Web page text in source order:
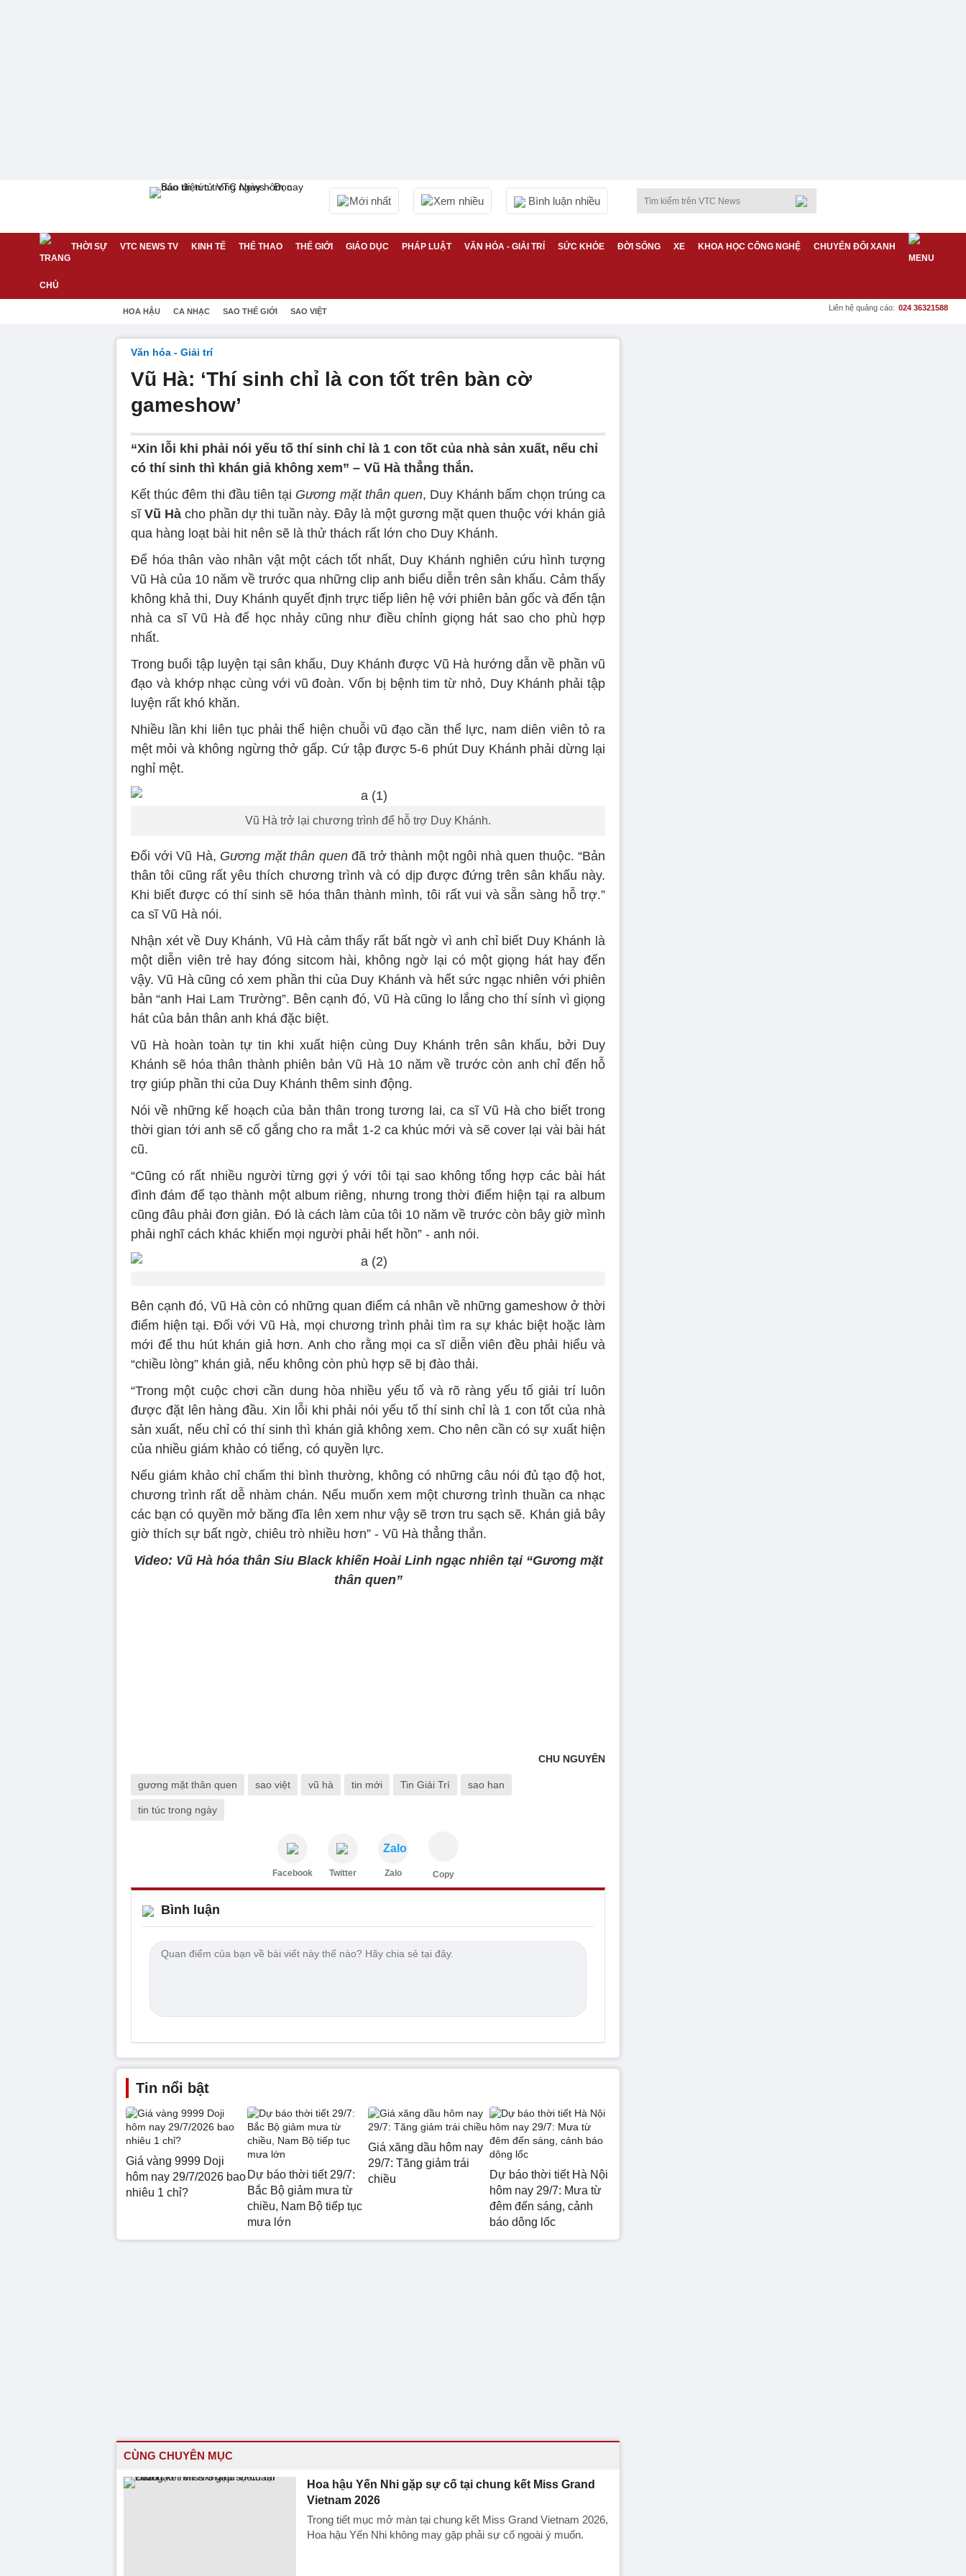
Mới nhất Xem nhiều Bình luận nhiều
THỜI SỰ VTC NEWS TV KINH TẾ THỂ THAO THẾ GIỚI GIÁO DỤC PHÁP LUẬT VĂN HÓA - GIẢI TRÍ SỨC KHỎE ĐỜI SỐNG XE KHOA HỌC CÔNG NGHỆ CHUYỂN ĐỔI XANH
HOA HẬU CA NHẠC SAO THẾ GIỚI SAO VIỆT Liên hệ quảng cáo: 024 36321588
Văn hóa - Giải trí
Vũ Hà: ‘Thí sinh chỉ là con tốt trên bàn cờ
gameshow’
“Xin lỗi khi phải nói yếu tố thí sinh chỉ là 1 con tốt của nhà sản xuất, nếu chỉ
có thí sinh thì khán giả không xem” – Vũ Hà thẳng thắn.
Kết thúc đêm thi đầu tiên tại Gương mặt thân quen, Duy Khánh bấm chọn trúng ca
sĩ Vũ Hà cho phần dự thi tuần này. Đây là một gương mặt quen thuộc với khán giả
qua hàng loạt bài hit nên sẽ là thử thách rất lớn cho Duy Khánh.
Để hóa thân vào nhân vật một cách tốt nhất, Duy Khánh nghiên cứu hình tượng
Vũ Hà của 10 năm về trước qua những clip anh biểu diễn trên sân khấu. Cảm thấy
không khả thi, Duy Khánh quyết định trực tiếp liên hệ với phiên bản gốc và đến tận
nhà ca sĩ Vũ Hà để học nhảy cũng như điều chỉnh giọng hát sao cho phù hợp
nhất.
Trong buổi tập luyện tại sân khấu, Duy Khánh được Vũ Hà hướng dẫn về phần vũ
đạo và khớp nhạc cùng với vũ đoàn. Vốn bị bệnh tim từ nhỏ, Duy Khánh phải tập
luyện rất khó khăn.
Nhiều lần khi liên tục phải thể hiện chuỗi vũ đạo cần thể lực, nam diên viên tỏ ra
mệt mỏi và không ngừng thở gấp. Cứ tập được 5-6 phút Duy Khánh phải dừng lại
nghỉ mệt.
Vũ Hà trở lại chương trình để hỗ trợ Duy Khánh.
Đối với Vũ Hà, Gương mặt thân quenđã trở thành một ngôi nhà quen thuộc. “Bản
thân tôi cũng rất yêu thích chương trình và có dịp được đứng trên sân khấu này.
Khi biết được có thí sinh sẽ hóa thân thành mình, tôi rất vui và sẵn sàng hỗ trợ.”
ca sĩ Vũ Hà nói.
Nhận xét về Duy Khánh, Vũ Hà cảm thấy rất bất ngờ vì anh chỉ biết Duy Khánh là
một diễn viên trẻ hay đóng sitcom hài, không ngờ lại có một giọng hát hay đến
vậy. Vũ Hà cũng có xem phần thi của Duy Khánh và hết sức ngạc nhiên với phiên
bản “anh Hai Lam Trường”. Bên cạnh đó, Vũ Hà cũng lo lắng cho thí sính vì giọng
hát của bản thân anh khá đặc biệt.
Vũ Hà hoàn toàn tự tin khi xuất hiện cùng Duy Khánh trên sân khấu, bởi Duy
Khánh sẽ hóa thân thành phiên bản Vũ Hà 10 năm về trước còn anh chỉ đến hỗ
trợ giúp phần thi của Duy Khánh thêm sinh động.
Nói về những kế hoạch của bản thân trong tương lai, ca sĩ Vũ Hà cho biết trong
thời gian tới anh sẽ cố gắng cho ra mắt 1-2 ca khúc mới và sẽ cover lại vài bài hát
cũ.
“Cũng có rất nhiều người từng gợi ý với tôi tại sao không tổng hợp các bài hát
đình đám để tạo thành một album riêng, nhưng trong thời điểm hiện tại ra album
cũng đâu phải đơn giản. Đó là cách làm của tôi 10 năm về trước còn bây giờ mình
phải nghĩ cách khác khiến mọi người phải hết hồn” - anh nói.
Bên cạnh đó, Vũ Hà còn có những quan điểm cá nhân về những gameshow ở thời
điểm hiện tại. Đối với Vũ Hà, mọi chương trình phải tìm ra sự khác biệt hoặc làm
mới để thu hút khán giả hơn. Anh cho rằng mọi ca sĩ diễn viên đều phải hiểu và
“chiều lòng” khán giả, nếu không còn phù hợp sẽ bị đào thải.
“Trong một cuộc chơi cần dung hòa nhiều yếu tố và rõ ràng yếu tố giải trí luôn
được đặt lên hàng đầu. Xin lỗi khi phải nói yếu tố thí sinh chỉ là 1 con tốt của nhà
sản xuất, nếu chỉ có thí sinh thì khán giả không xem. Cho nên cần có sự xuất hiện
của nhiều giám khảo có tiếng, có quyền lực.
Nếu giám khảo chỉ chấm thi bình thường, không có những câu nói đủ tạo độ hot,
chương trình rất dễ nhàm chán. Nếu muốn xem một chương trình thuần ca nhạc
các bạn có quyền mở băng đĩa lên xem như vậy sẽ trơn tru sạch sẽ. Khán giả bây
giờ thích sự bất ngờ, chiêu trò nhiều hơn” - Vũ Hà thẳng thắn.
Video: Vũ Hà hóa thân Siu Black khiến Hoài Linh ngạc nhiên tại “Gương mặt
thân quen”
CHU NGUYÊN
gương mặt thân quen sao việt vũ hà tin mới Tin Giải Trí sao han
tin túc trong ngày
Facebook Twitter
Zalo
Zalo Copy
Bình luận
Tin nổi bật
Giá vàng 9999 Doji
hôm nay 29/7/2026 bao
nhiêu 1 chỉ?
Dự báo thời tiết 29/7:
Bắc Bộ giảm mưa từ
chiều, Nam Bộ tiếp tục
mưa lớn
Giá xăng dầu hôm nay
29/7: Tăng giảm trái
chiều
Dự báo thời tiết Hà Nội
hôm nay 29/7: Mưa từ
đêm đến sáng, cảnh
báo dông lốc
CÙNG CHUYÊN MỤC
Hoa hậu Yến Nhi gặp sự cố tại chung kết Miss Grand
Vietnam 2026
Trong tiết mục mở màn tại chung kết Miss Grand Vietnam 2026,
Hoa hậu Yến Nhi không may gặp phải sự cố ngoài ý muốn.